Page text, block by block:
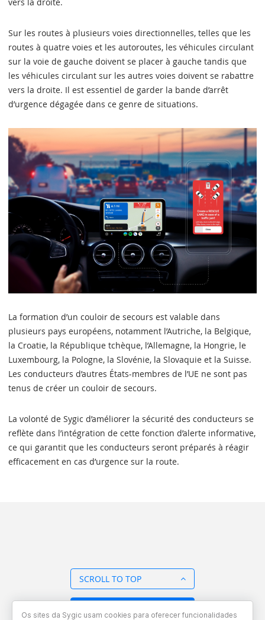
Sur les routes à plusieurs voies directionnelles, telles que les
routes à quatre voies et les autoroutes, les véhicules circulant
sur la voie de gauche doivent se placer à gauche tandis que
les véhicules circulant sur les autres voies doivent se rabattre
vers la droite. Il est essentiel de garder la bande d’arrêt
d’urgence dégagée dans ce genre de situations.
La formation d’un couloir de secours est valable dans
plusieurs pays européens, notamment l’Autriche, la Belgique,
la Croatie, la République tchèque, l’Allemagne, la Hongrie, le
Luxembourg, la Pologne, la Slovénie, la Slovaquie et la Suisse.
Les conducteurs d’autres États-membres de l’UE ne sont pas
tenus de créer un couloir de secours.
La volonté de Sygic d’améliorer la sécurité des conducteurs se
reflète dans l’intégration de cette fonction d’alerte informative,
ce qui garantit que les conducteurs seront préparés à réagir
efficacement en cas d’urgence sur la route.
SCROLL TO TOP
Os sites da Sygic usam cookies para oferecer funcionalidades